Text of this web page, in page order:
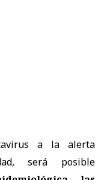
a la alerta
será posible